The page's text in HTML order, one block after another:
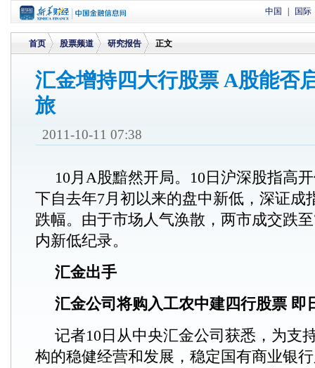
中国 国际
首页
>
股票频道 研究报告 正文
汇金增持四大行股票 A股能否
旅
2011-10-11 07:38
10月A股黯然开局。10日沪深股指高
下自去年7月初以来的盘中新低，深证成
跌幅。由于市场人气涣散，两市成交跌
内新低纪录。
汇金出手
汇金公司将购入工农中建四行股票 即
记者10日从中央汇金公司获悉，为支
构的稳健经营和发展，稳定国有商业银